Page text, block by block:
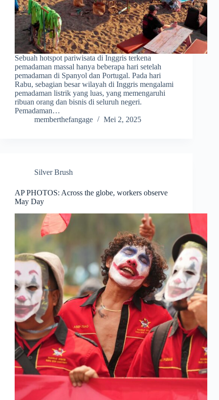
Sebuah hotspot pariwisata di Inggris terkena
pemadaman massal hanya beberapa hari setelah
pemadaman di Spanyol dan Portugal. Pada hari
Rabu, sebagian besar wilayah di Inggris mengalami
pemadaman listrik yang luas, yang memengaruhi
ribuan orang dan bisnis di seluruh negeri.
Pemadaman…
memberthefangage
Mei 2, 2025
Silver Brush
AP PHOTOS: Across the globe, workers observe
May Day